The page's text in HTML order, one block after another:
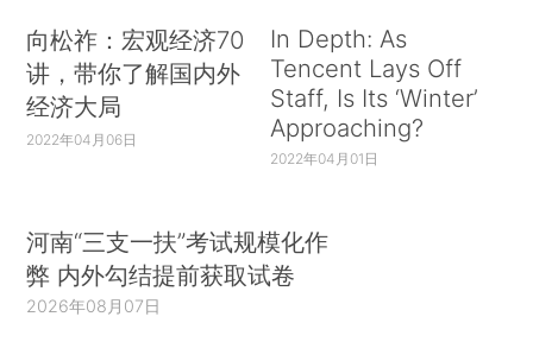
向松祚：宏观经济70
讲，带你了解国内外
经济大局
2022年04月06日
In Depth: As
Tencent Lays Off
Staff, Is Its ‘Winter’
Approaching?
2022年04月01日
河南“三支一扶”考试规模化作
弊 内外勾结提前获取试卷
2026年08月07日